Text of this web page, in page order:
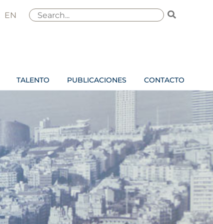
EN
Buscar
por:
TALENTO PUBLICACIONES CONTACTO